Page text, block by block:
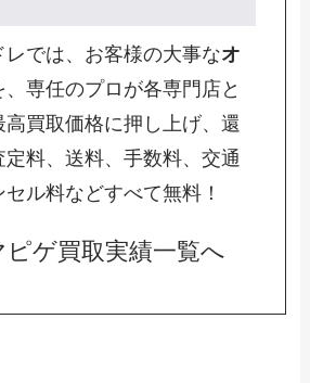
レでは、お客様の大事なオ
、専任のプロが各専門店と
買取価格に押し上げ、還
定料、送料、手数料、交通
ル料などすべて無料！
ピゲ買取実績一覧へ